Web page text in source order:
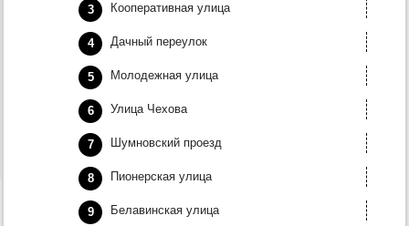
Кооперативная улица
Дачный переулок
Молодежная улица
Улица Чехова
Шумновский проезд
Пионерская улица
Белавинская улица